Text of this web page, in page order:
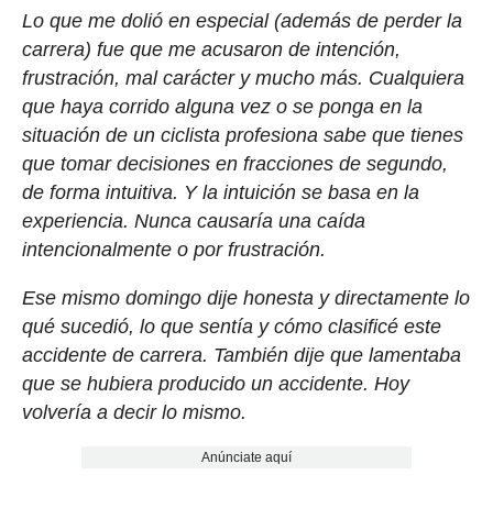
Lo que me dolió en especial (además de perder la
carrera) fue que me acusaron de intención,
frustración, mal carácter y mucho más. Cualquiera
que haya corrido alguna vez o se ponga en la
situación de un ciclista profesiona sabe que tienes
que tomar decisiones en fracciones de segundo,
de forma intuitiva. Y la intuición se basa en la
experiencia. Nunca causaría una caída
intencionalmente o por frustración.
Ese mismo domingo dije honesta y directamente lo
qué sucedió, lo que sentía y cómo clasificé este
accidente de carrera. También dije que lamentaba
que se hubiera producido un accidente. Hoy
volvería a decir lo mismo.
Anúnciate aquí